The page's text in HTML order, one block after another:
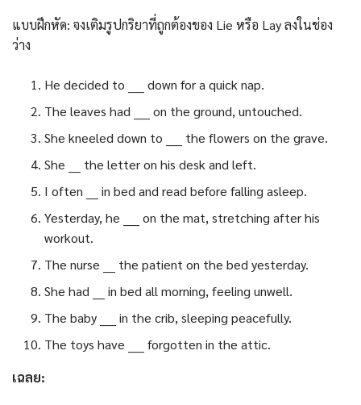
แบบฝึกหัด: จงเติมรูปกริยาที่ถูกต้องของ Lie หรือ Lay ลงในช่อง
ว่าง
He decided to ____ down for a quick nap.
The leaves had ____ on the ground, untouched.
She kneeled down to ____ the flowers on the grave.
She ___ the letter on his desk and left.
I often ___ in bed and read before falling asleep.
Yesterday, he ____ on the mat, stretching after his
workout.
The nurse ___ the patient on the bed yesterday.
She had ___ in bed all morning, feeling unwell.
The baby ____ in the crib, sleeping peacefully.
The toys have ____ forgotten in the attic.
เฉลย: